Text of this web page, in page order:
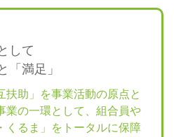
して
「満足」
扶助」を事業活動の原点と
業の一環として、組合員や
くるま」をトータルに保障